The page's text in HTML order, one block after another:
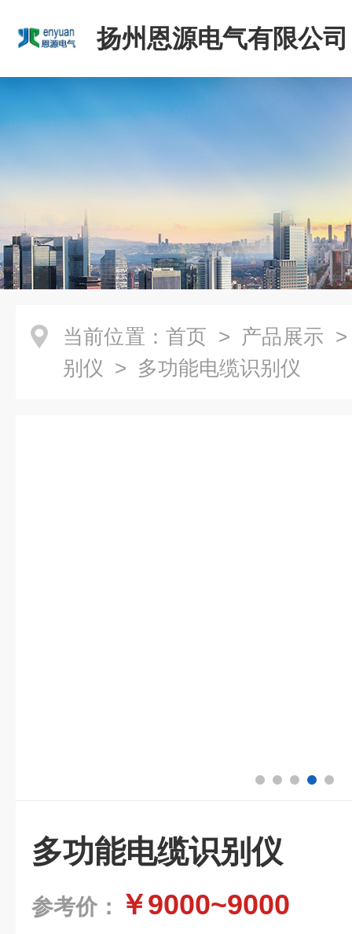
扬州恩源电气有限公司
当前位置： 首页 > 产品展示
别仪 > 多功能电缆识别仪
多功能电缆识别仪
参考价： ￥9000~9000